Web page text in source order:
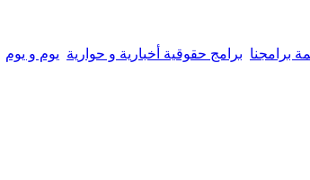
برامجنا برامج حقوقية أخبارية و حوارية يوم و يوم